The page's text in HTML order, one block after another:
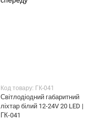
Код товару: ГК-041
Світлодіодний габаритний
ліхтар білий 12-24V 20 LED |
ГК-041